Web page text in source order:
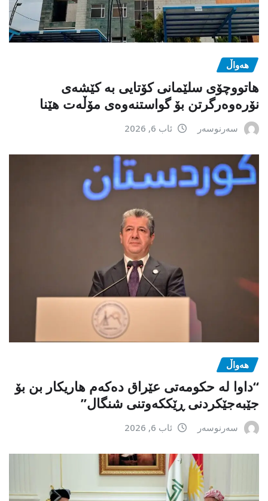
هەواڵ
هاتووچۆی سلێمانی کۆتایی بە کێشەی
نۆرەوەرگرتن بۆ گواستنەوەی مۆڵەت هێنا
سەرنوسەر ئاب 6, 2026
هەواڵ
“داوا لە حكومەتی عێراق دەكەم هاریكار بن بۆ
جێبەجێكردنی ڕێككەوتنی شنگال”
سەرنوسەر ئاب 6, 2026